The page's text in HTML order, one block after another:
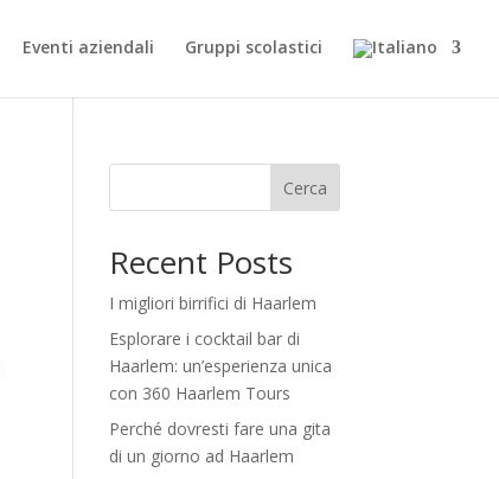
Eventi aziendali Gruppi scolastici
Cerca
Recent Posts
I migliori birrifici di Haarlem
Esplorare i cocktail bar di
Haarlem: un’esperienza unica
con 360 Haarlem Tours
Perché dovresti fare una gita
di un giorno ad Haarlem